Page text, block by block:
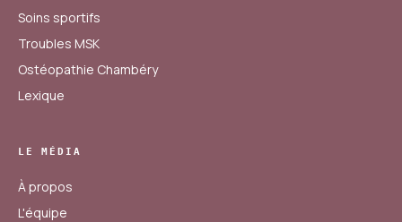
Soins sportifs
Troubles MSK
Ostéopathie Chambéry
Lexique
LE MÉDIA
À propos
L'équipe